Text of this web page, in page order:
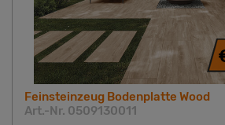
Feinsteinzeug Bodenplatte Wood
Art.-Nr. 0509130011